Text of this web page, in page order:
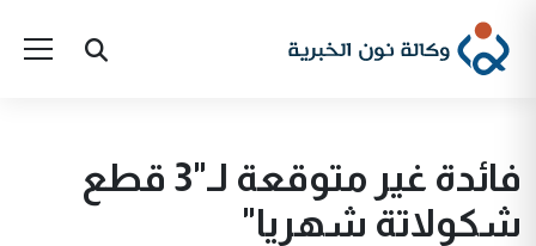
فائدة غير متوقعة لـ"3 قطع
شكولاتة شهريا"